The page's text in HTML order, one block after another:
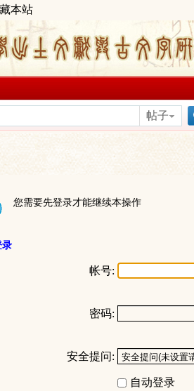
本站
帖子
您需要先登录才能继续本操作
录
帐号:
密码:
安全提问:
自动登录